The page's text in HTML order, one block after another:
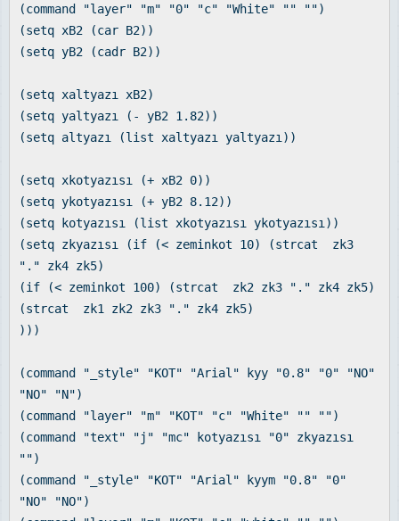
(command "layer" "m" "0" "c" "White" "" "")
(setq xB2 (car B2))
(setq yB2 (cadr B2))
(setq xaltyazı xB2)
(setq yaltyazı (- yB2 1.82))
(setq altyazı (list xaltyazı yaltyazı))
(setq xkotyazısı (+ xB2 0))
(setq ykotyazısı (+ yB2 8.12))
(setq kotyazısı (list xkotyazısı ykotyazısı))
(setq zkyazısı (if (< zeminkot 10) (strcat zk3
"." zk4 zk5)
(if (< zeminkot 100) (strcat zk2 zk3 "." zk4 zk5)
(strcat zk1 zk2 zk3 "." zk4 zk5)
)))
(command "_style" "KOT" "Arial" kyy "0.8" "0" "NO"
"NO" "N")
(command "layer" "m" "KOT" "c" "White" "" "")
(command "text" "j" "mc" kotyazısı "0" zkyazısı
"")
(command "_style" "KOT" "Arial" kyym "0.8" "0"
"NO" "NO")